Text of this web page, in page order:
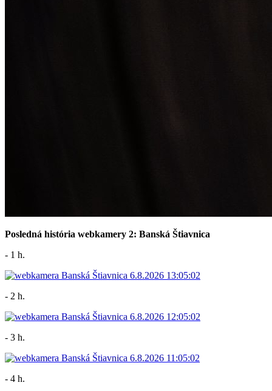
Posledná história webkamery 2: Banská Štiavnica
- 1 h.
- 2 h.
- 3 h.
- 4 h.